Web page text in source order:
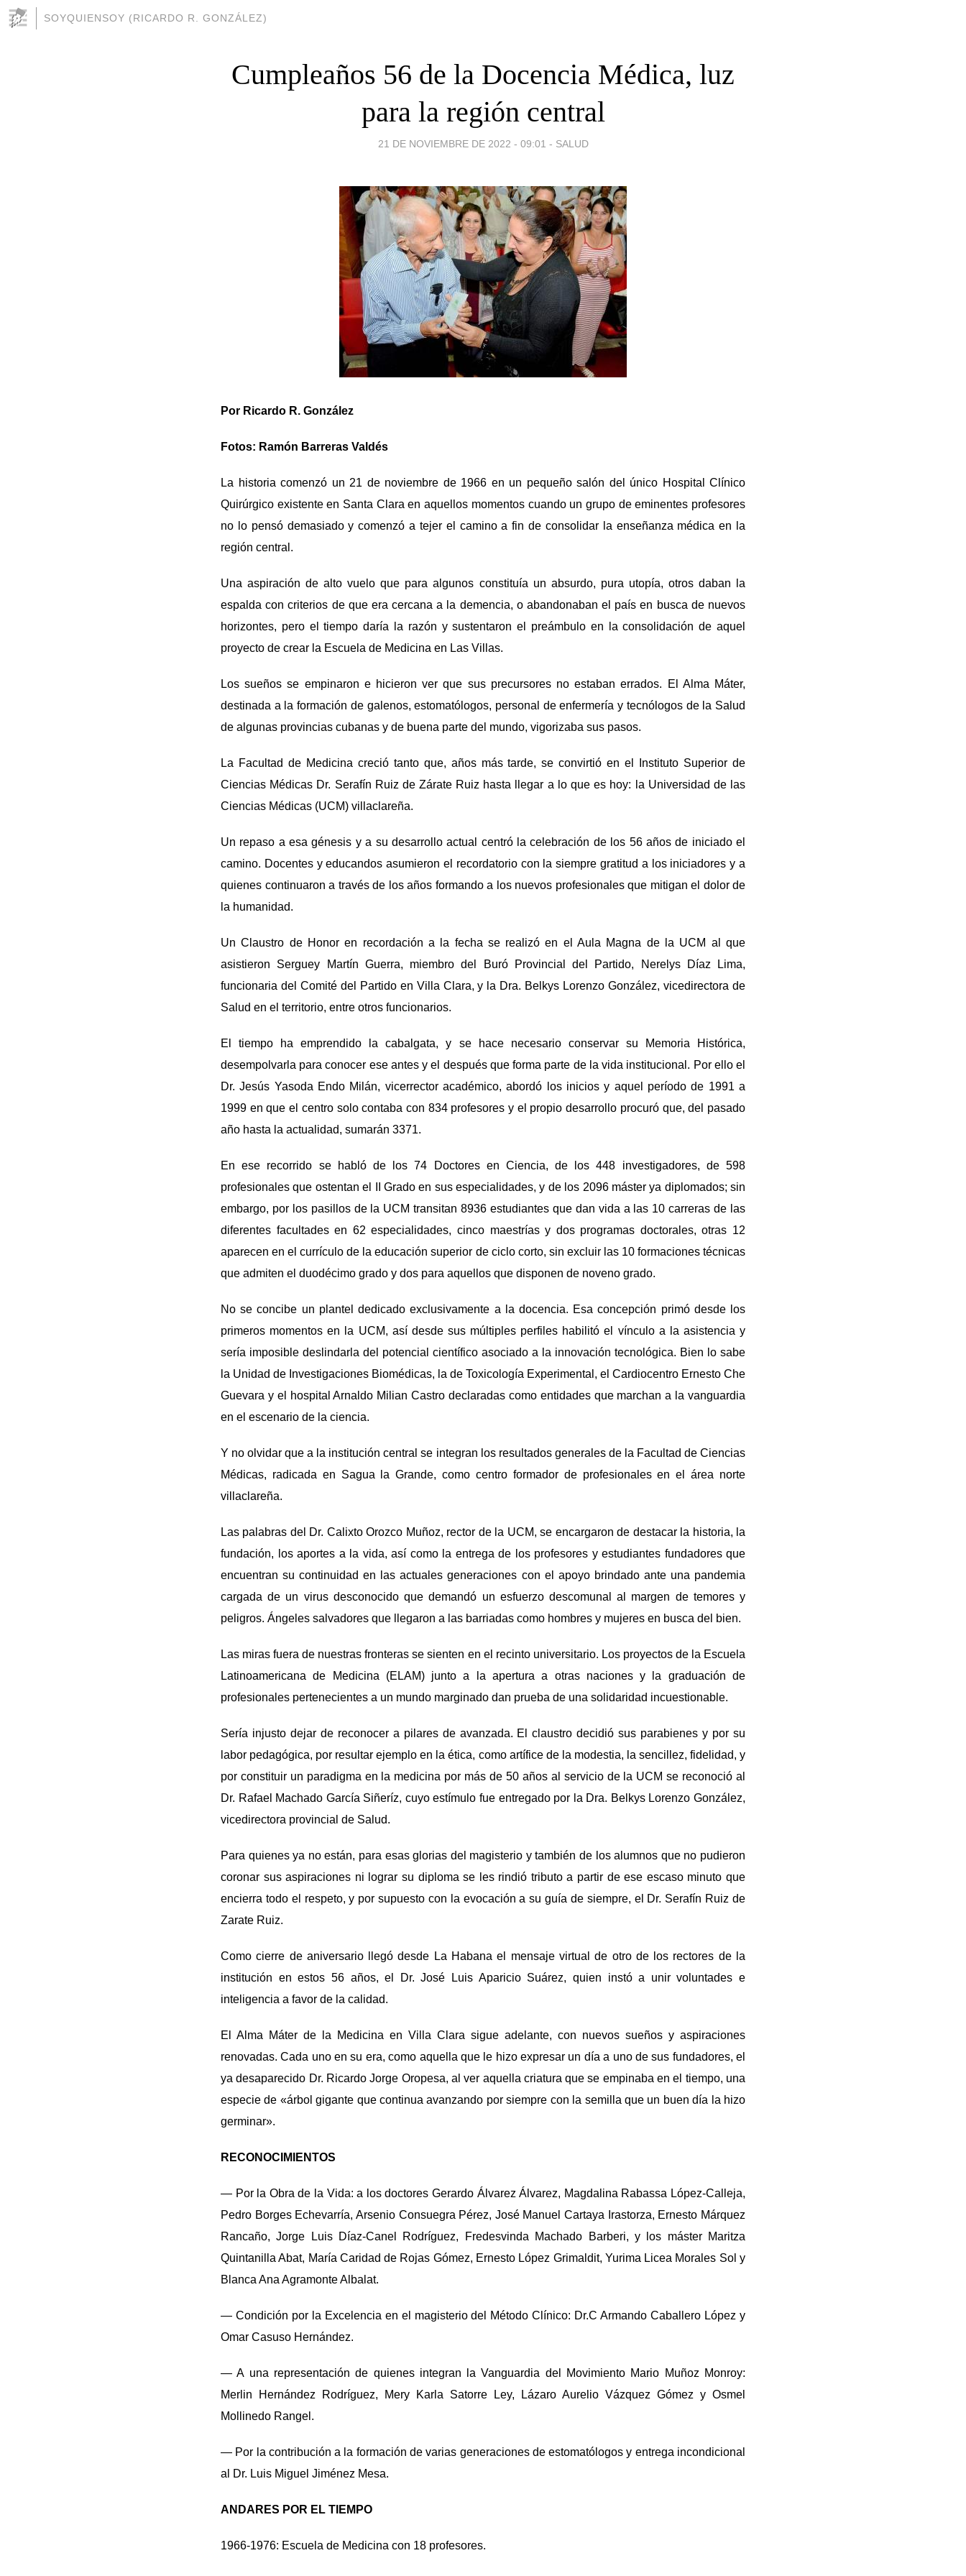
SOYQUIENSOY (RICARDO R. GONZÁLEZ)
Cumpleaños 56 de la Docencia Médica, luz
para la región central
21 DE NOVIEMBRE DE 2022 - 09:01 - SALUD
Por Ricardo R. González
Fotos: Ramón Barreras Valdés
La historia comenzó un 21 de noviembre de 1966 en un pequeño salón del único Hospital Clínico
Quirúrgico existente en Santa Clara en aquellos momentos cuando un grupo de eminentes profesores
no lo pensó demasiado y comenzó a tejer el camino a fin de consolidar la enseñanza médica en la
región central.
Una aspiración de alto vuelo que para algunos constituía un absurdo, pura utopía, otros daban la
espalda con criterios de que era cercana a la demencia, o abandonaban el país en busca de nuevos
horizontes, pero el tiempo daría la razón y sustentaron el preámbulo en la consolidación de aquel
proyecto de crear la Escuela de Medicina en Las Villas.
Los sueños se empinaron e hicieron ver que sus precursores no estaban errados. El Alma Máter,
destinada a la formación de galenos, estomatólogos, personal de enfermería y tecnólogos de la Salud
de algunas provincias cubanas y de buena parte del mundo, vigorizaba sus pasos.
La Facultad de Medicina creció tanto que, años más tarde, se convirtió en el Instituto Superior de
Ciencias Médicas Dr. Serafín Ruiz de Zárate Ruiz hasta llegar a lo que es hoy: la Universidad de las
Ciencias Médicas (UCM) villaclareña.
Un repaso a esa génesis y a su desarrollo actual centró la celebración de los 56 años de iniciado el
camino. Docentes y educandos asumieron el recordatorio con la siempre gratitud a los iniciadores y a
quienes continuaron a través de los años formando a los nuevos profesionales que mitigan el dolor de
la humanidad.
Un Claustro de Honor en recordación a la fecha se realizó en el Aula Magna de la UCM al que
asistieron Serguey Martín Guerra, miembro del Buró Provincial del Partido, Nerelys Díaz Lima,
funcionaria del Comité del Partido en Villa Clara, y la Dra. Belkys Lorenzo González, vicedirectora de
Salud en el territorio, entre otros funcionarios.
El tiempo ha emprendido la cabalgata, y se hace necesario conservar su Memoria Histórica,
desempolvarla para conocer ese antes y el después que forma parte de la vida institucional. Por ello el
Dr. Jesús Yasoda Endo Milán, vicerrector académico, abordó los inicios y aquel período de 1991 a
1999 en que el centro solo contaba con 834 profesores y el propio desarrollo procuró que, del pasado
año hasta la actualidad, sumarán 3371.
En ese recorrido se habló de los 74 Doctores en Ciencia, de los 448 investigadores, de 598
profesionales que ostentan el II Grado en sus especialidades, y de los 2096 máster ya diplomados; sin
embargo, por los pasillos de la UCM transitan 8936 estudiantes que dan vida a las 10 carreras de las
diferentes facultades en 62 especialidades, cinco maestrías y dos programas doctorales, otras 12
aparecen en el currículo de la educación superior de ciclo corto, sin excluir las 10 formaciones técnicas
que admiten el duodécimo grado y dos para aquellos que disponen de noveno grado.
No se concibe un plantel dedicado exclusivamente a la docencia. Esa concepción primó desde los
primeros momentos en la UCM, así desde sus múltiples perfiles habilitó el vínculo a la asistencia y
sería imposible deslindarla del potencial científico asociado a la innovación tecnológica. Bien lo sabe
la Unidad de Investigaciones Biomédicas, la de Toxicología Experimental, el Cardiocentro Ernesto Che
Guevara y el hospital Arnaldo Milian Castro declaradas como entidades que marchan a la vanguardia
en el escenario de la ciencia.
Y no olvidar que a la institución central se integran los resultados generales de la Facultad de Ciencias
Médicas, radicada en Sagua la Grande, como centro formador de profesionales en el área norte
villaclareña.
Las palabras del Dr. Calixto Orozco Muñoz, rector de la UCM, se encargaron de destacar la historia, la
fundación, los aportes a la vida, así como la entrega de los profesores y estudiantes fundadores que
encuentran su continuidad en las actuales generaciones con el apoyo brindado ante una pandemia
cargada de un virus desconocido que demandó un esfuerzo descomunal al margen de temores y
peligros. Ángeles salvadores que llegaron a las barriadas como hombres y mujeres en busca del bien.
Las miras fuera de nuestras fronteras se sienten en el recinto universitario. Los proyectos de la Escuela
Latinoamericana de Medicina (ELAM) junto a la apertura a otras naciones y la graduación de
profesionales pertenecientes a un mundo marginado dan prueba de una solidaridad incuestionable.
Sería injusto dejar de reconocer a pilares de avanzada. El claustro decidió sus parabienes y por su
labor pedagógica, por resultar ejemplo en la ética, como artífice de la modestia, la sencillez, fidelidad, y
por constituir un paradigma en la medicina por más de 50 años al servicio de la UCM se reconoció al
Dr. Rafael Machado García Siñeríz, cuyo estímulo fue entregado por la Dra. Belkys Lorenzo González,
vicedirectora provincial de Salud.
Para quienes ya no están, para esas glorias del magisterio y también de los alumnos que no pudieron
coronar sus aspiraciones ni lograr su diploma se les rindió tributo a partir de ese escaso minuto que
encierra todo el respeto, y por supuesto con la evocación a su guía de siempre, el Dr. Serafín Ruiz de
Zarate Ruiz.
Como cierre de aniversario llegó desde La Habana el mensaje virtual de otro de los rectores de la
institución en estos 56 años, el Dr. José Luis Aparicio Suárez, quien instó a unir voluntades e
inteligencia a favor de la calidad.
El Alma Máter de la Medicina en Villa Clara sigue adelante, con nuevos sueños y aspiraciones
renovadas. Cada uno en su era, como aquella que le hizo expresar un día a uno de sus fundadores, el
ya desaparecido Dr. Ricardo Jorge Oropesa, al ver aquella criatura que se empinaba en el tiempo, una
especie de «árbol gigante que continua avanzando por siempre con la semilla que un buen día la hizo
germinar».
RECONOCIMIENTOS
— Por la Obra de la Vida: a los doctores Gerardo Álvarez Álvarez, Magdalina Rabassa López-Calleja,
Pedro Borges Echevarría, Arsenio Consuegra Pérez, José Manuel Cartaya Irastorza, Ernesto Márquez
Rancaño, Jorge Luis Díaz-Canel Rodríguez, Fredesvinda Machado Barberi, y los máster Maritza
Quintanilla Abat, María Caridad de Rojas Gómez, Ernesto López Grimaldit, Yurima Licea Morales Sol y
Blanca Ana Agramonte Albalat.
— Condición por la Excelencia en el magisterio del Método Clínico: Dr.C Armando Caballero López y
Omar Casuso Hernández.
— A una representación de quienes integran la Vanguardia del Movimiento Mario Muñoz Monroy:
Merlin Hernández Rodríguez, Mery Karla Satorre Ley, Lázaro Aurelio Vázquez Gómez y Osmel
Mollinedo Rangel.
— Por la contribución a la formación de varias generaciones de estomatólogos y entrega incondicional
al Dr. Luis Miguel Jiménez Mesa.
ANDARES POR EL TIEMPO
1966-1976: Escuela de Medicina con 18 profesores.